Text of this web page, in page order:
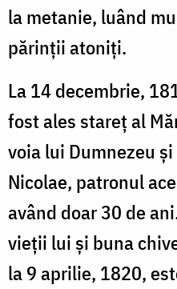
la metanie, luând
părinții atoniți.
La 14 decembrie,
fost ales stareț al
voia lui Dumnezeu
Nicolae, patronul
având doar 30 de
vieții lui și buna
la 9 aprilie, 1820,